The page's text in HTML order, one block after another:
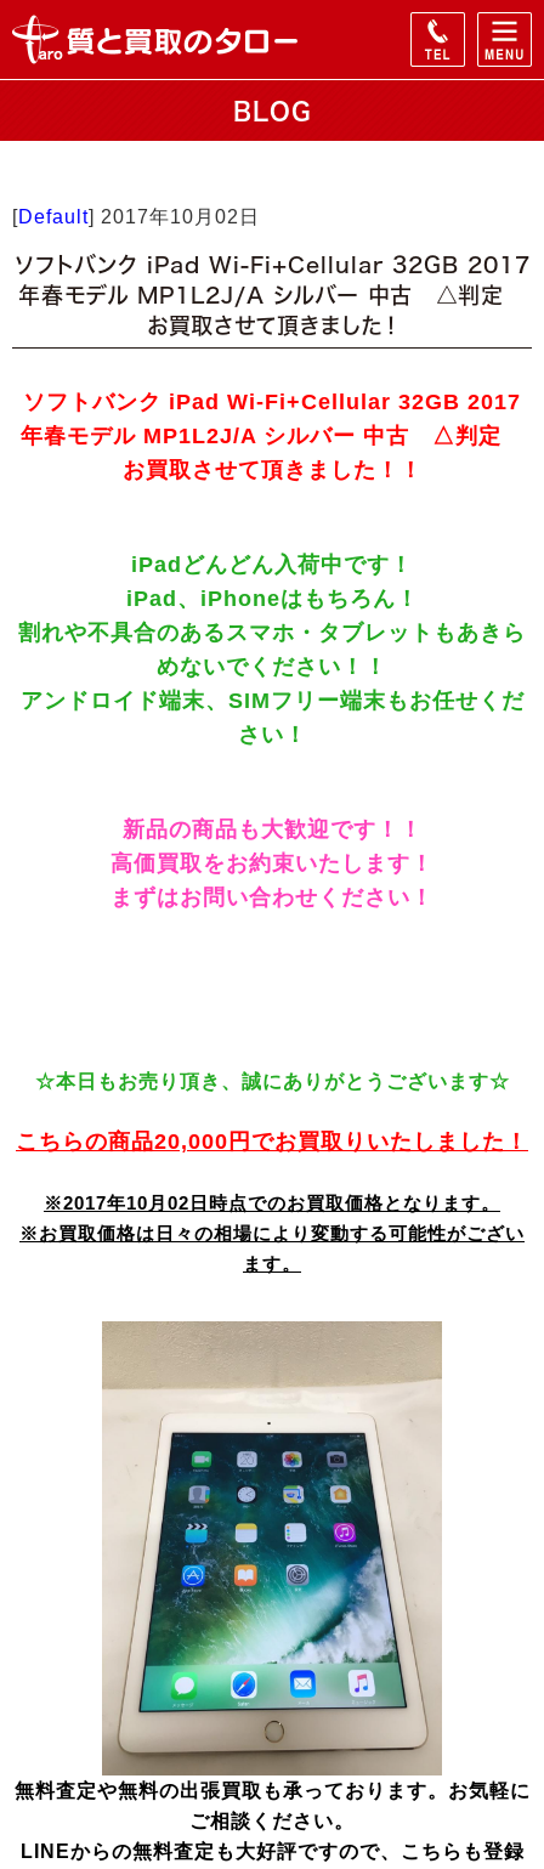
BLOG
[Default] 2017年10月02日
ソフトバンク iPad Wi-Fi+Cellular 32GB 2017
年春モデル MP1L2J/A シルバー 中古 △判定
お買取させて頂きました！
ソフトバンク iPad Wi-Fi+Cellular 32GB 2017
年春モデル MP1L2J/A シルバー 中古 △判定
お買取させて頂きました！！
iPadどんどん入荷中です！
iPad、iPhoneはもちろん！
割れや不具合のあるスマホ・タブレットもあきら
めないでください！！
アンドロイド端末、SIMフリー端末もお任せくだ
さい！
新品の商品も大歓迎です！！
高価買取をお約束いたします！
まずはお問い合わせください！
☆本日もお売り頂き、誠にありがとうございます☆
こちらの商品20,000円でお買取りいたしました！
※2017年10月02日時点でのお買取価格となります。
※お買取価格は日々の相場により変動する可能性がござい
ます。
無料査定や無料の出張買取も承っております。お気軽に
ご相談ください。
LINEからの無料査定も大好評ですので、こちらも登録